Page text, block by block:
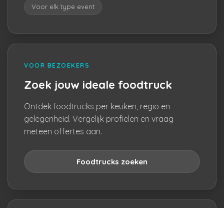
Voor elk type event
VOOR BEZOEKERS
Zoek jouw ideale foodtruck
Ontdek foodtrucks per keuken, regio en
gelegenheid. Vergelijk profielen en vraag
meteen offertes aan.
Foodtrucks zoeken